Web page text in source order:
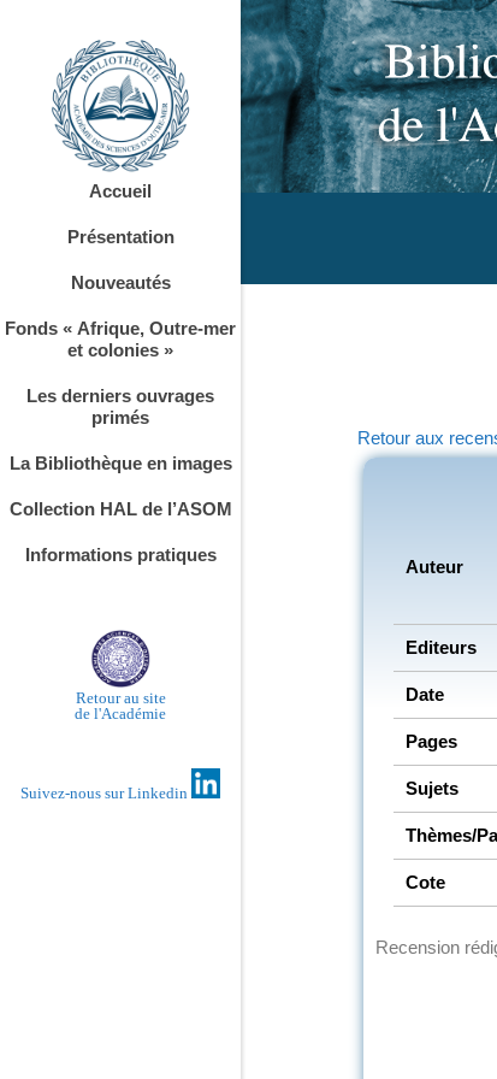
Accueil
Présentation
Nouveautés
Fonds « Afrique, Outre-mer
et colonies »
Les derniers ouvrages
primés
La Bibliothèque en images
Collection HAL de l’ASOM
Informations pratiques
Retour au site
de l'Académie
Suivez-nous sur Linkedin
Retour aux
Auteur
Editeurs
Date
Pages
Sujets
Thèmes/
Cote
Recension